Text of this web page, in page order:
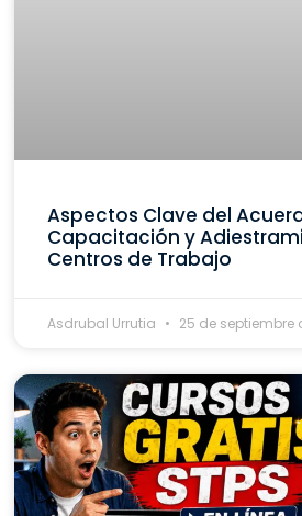
Aspectos Clave del
Capacitación y
Centros de Trabajo
Asdrubal Urrutia 25 de septiembre